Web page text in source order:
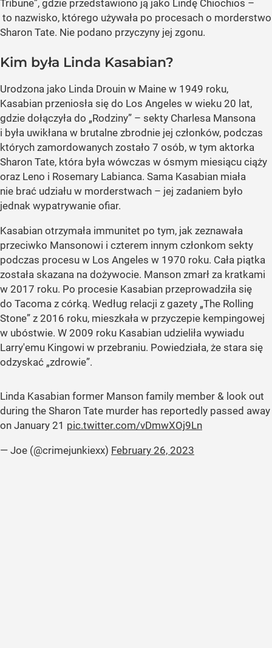
Tribune”, gdzie przedstawiono ją jako Lindę Chiochios –
to nazwisko, którego używała po procesach o morderstwo
Sharon Tate. Nie podano przyczyny jej zgonu.
Kim była Linda Kasabian?
Urodzona jako Linda Drouin w Maine w 1949 roku,
Kasabian przeniosła się do Los Angeles w wieku 20 lat,
gdzie dołączyła do „Rodziny” – sekty Charlesa Mansona
i była uwikłana w brutalne zbrodnie jej członków, podczas
których zamordowanych zostało 7 osób, w tym aktorka
Sharon Tate, która była wówczas w ósmym miesiącu ciąży
oraz Leno i Rosemary Labianca. Sama Kasabian miała
nie brać udziału w morderstwach – jej zadaniem było
jednak wypatrywanie ofiar.
Kasabian otrzymała immunitet po tym, jak zeznawała
przeciwko Mansonowi i czterem innym członkom sekty
podczas procesu w Los Angeles w 1970 roku. Cała piątka
została skazana na dożywocie. Manson zmarł za kratkami
w 2017 roku. Po procesie Kasabian przeprowadziła się
do Tacoma z córką. Według relacji z gazety „The Rolling
Stone” z 2016 roku, mieszkała w przyczepie kempingowej
w ubóstwie. W 2009 roku Kasabian udzieliła wywiadu
Larry'emu Kingowi w przebraniu. Powiedziała, że stara się
odzyskać „zdrowie”.
Linda Kasabian former Manson family member & look out
during the Sharon Tate murder has reportedly passed away
on January 21 pic.twitter.com/vDmwXOj9Ln
— Joe (@crimejunkiexx) February 26, 2023